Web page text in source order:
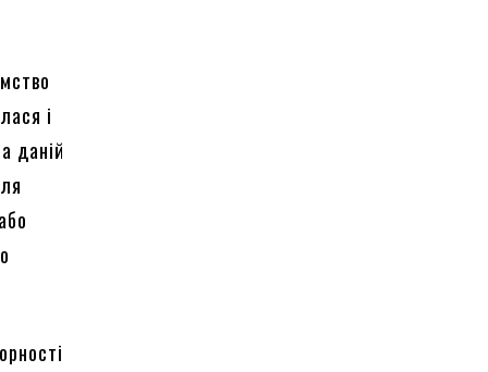
і
даній